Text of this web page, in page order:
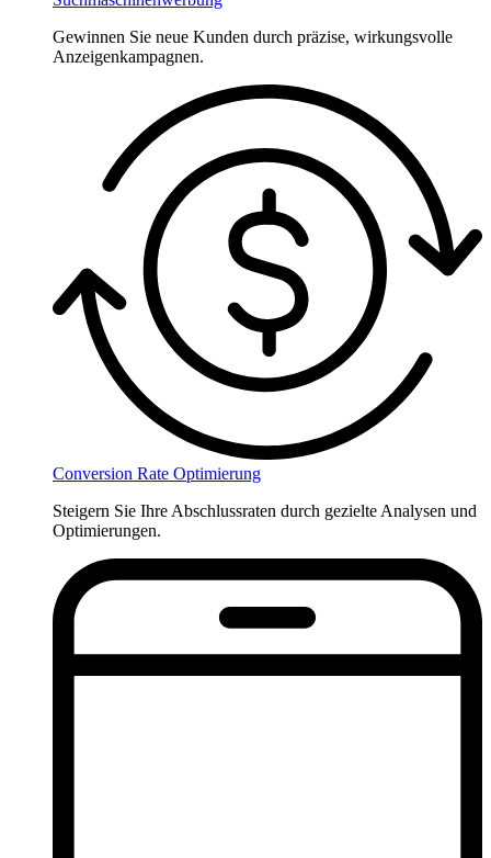
Gewinnen Sie neue Kunden durch präzise, wirkungsvolle
Anzeigenkampagnen.
Conversion Rate Optimierung
Steigern Sie Ihre Abschlussraten durch gezielte Analysen und
Optimierungen.